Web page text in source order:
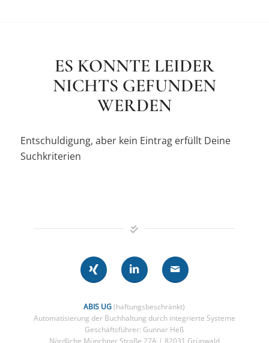
ES KONNTE LEIDER
NICHTS GEFUNDEN
WERDEN
Entschuldigung, aber kein Eintrag erfüllt Deine
Suchkriterien
ABIS UG(haftungsbeschränkt)
Automatisierung der Buchhaltung durch integrierte Systeme
Geschäftsführer: Gunnar Heß
Nördliche Münchner Straße 27A | 82031 Grünwald